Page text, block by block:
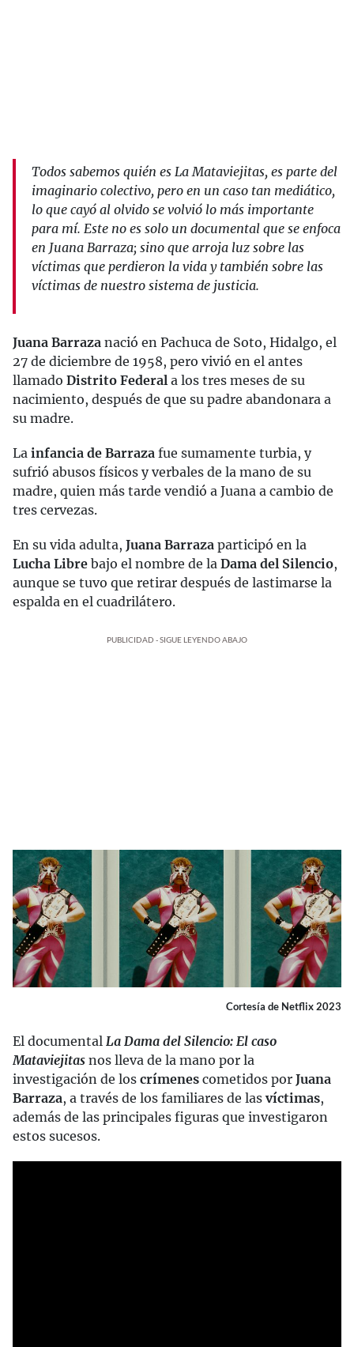
Todos sabemos quién es La Mataviejitas, es parte del
imaginario colectivo, pero en un caso tan mediático,
lo que cayó al olvido se volvió lo más importante
para mí. Este no es solo un documental que se enfoca
en Juana Barraza; sino que arroja luz sobre las
víctimas que perdieron la vida y también sobre las
víctimas de nuestro sistema de justicia.
Juana Barraza nació en Pachuca de Soto, Hidalgo, el
27 de diciembre de 1958, pero vivió en el antes
llamado Distrito Federal a los tres meses de su
nacimiento, después de que su padre abandonara a
su madre.
La infancia de Barraza fue sumamente turbia, y
sufrió abusos físicos y verbales de la mano de su
madre, quien más tarde vendió a Juana a cambio de
tres cervezas.
En su vida adulta, Juana Barraza participó en la
Lucha Libre bajo el nombre de la Dama del Silencio,
aunque se tuvo que retirar después de lastimarse la
espalda en el cuadrilátero.
PUBLICIDAD - SIGUE LEYENDO ABAJO
Cortesía de Netflix 2023
El documental La Dama del Silencio: El caso
Mataviejitas nos lleva de la mano por la
investigación de los crímenes cometidos por Juana
Barraza, a través de los familiares de las víctimas,
además de las principales figuras que investigaron
estos sucesos.